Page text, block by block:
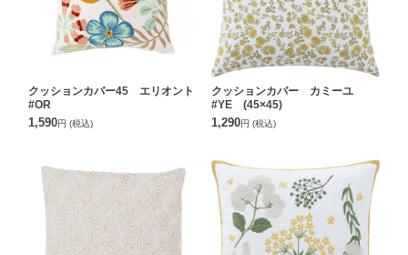
クッションカバー45 エリオント
#OR
1,590円 (税込)
クッションカバー カミーユ
#YE (45×45)
1,290円 (税込)